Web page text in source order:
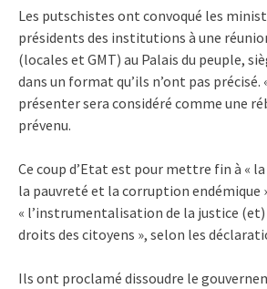
Les putschistes ont convoqué les
présidents des institutions à une
(locales et GMT) au Palais du peuple,
dans un format qu’ils n’ont pas précisé.
présenter sera considéré comme une
prévenu.
Ce coup d’Etat est pour mettre fin à «
la pauvreté et la corruption endémique
« l’instrumentalisation de la justice
droits des citoyens », selon les
Ils ont proclamé dissoudre le